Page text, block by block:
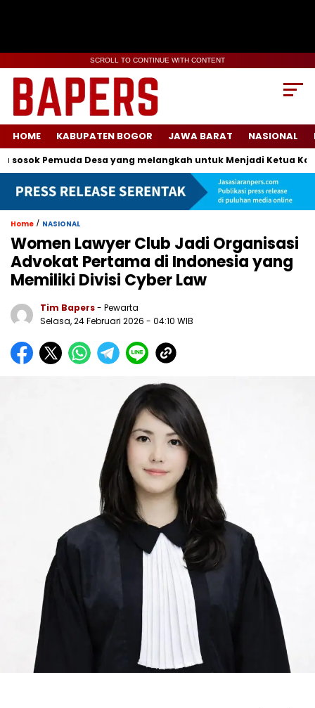
SCROLL TO CONTINUE WITH CONTENT
HOME KABUPATEN BOGOR JAWA BARAT NASIONAL
Pemuda Desa yang melangkah untuk Menjadi Ketua Karang
Home / NASIONAL
Women Lawyer Club Jadi Organisasi
Advokat Pertama di Indonesia yang
Memiliki Divisi Cyber Law
Tim Bapers- Pewarta
Selasa, 24 Februari 2026 - 04:10 WIB